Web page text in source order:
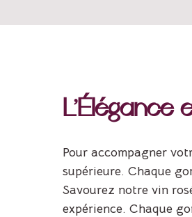
L’Élégance
Pour accompagner
supérieure. Chaque
Savourez notre vin
expérience. Chaque